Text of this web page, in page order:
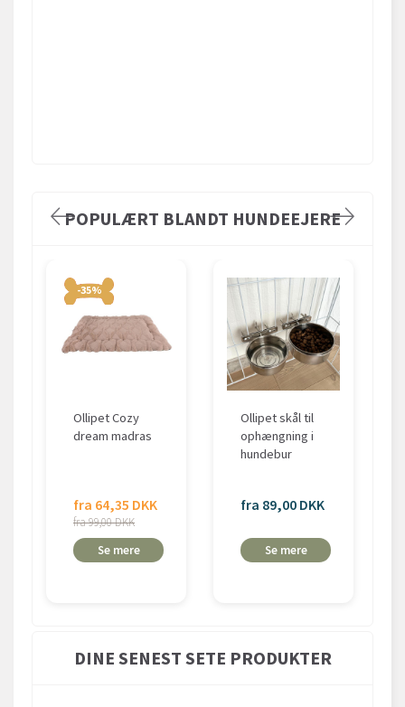
POPULÆRT BLANDT HUNDEEJERE
-35%
Ollipet Cozy
dream madras
fra 64,35 DKK
fra 99,00 DKK
Se mere
Ollipet skål til
ophængning i
hundebur
fra 89,00 DKK
Se mere
DINE SENEST SETE PRODUKTER